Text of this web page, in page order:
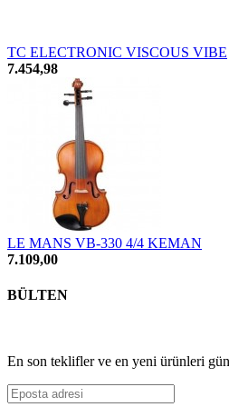
TC ELECTRONIC VISCOUS VIBE
7.454,98
LE MANS VB-330 4/4 KEMAN
7.109,00
BÜLTEN
En son teklifler ve en yeni ürünleri